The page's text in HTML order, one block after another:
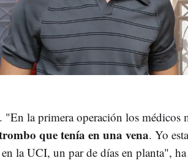
"En la primera operación los médicos
que tenía en una vena. Yo
la UCI, un par de días en planta",